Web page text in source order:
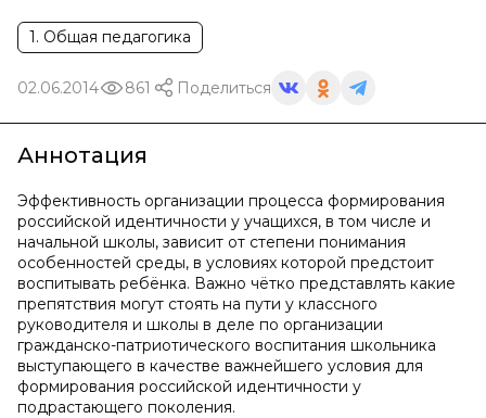
1. Общая педагогика
02.06.2014 861 Поделиться
Аннотация
Эффективность организации процесса формирования
российской идентичности у учащихся, в том числе и
начальной школы, зависит от степени понимания
особенностей среды, в условиях которой предстоит
воспитывать ребёнка. Важно чётко представлять какие
препятствия могут стоять на пути у классного
руководителя и школы в деле по организации
гражданско-патриотического воспитания школьника
выступающего в качестве важнейшего условия для
формирования российской идентичности у
подрастающего поколения.